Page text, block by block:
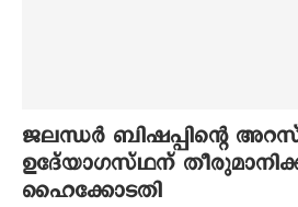
ജലന്ധര്‍ ബിഷപ്പിന്റെ
ഉദേ്യാഗസ്ഥന്
ഹൈക്കോടതി